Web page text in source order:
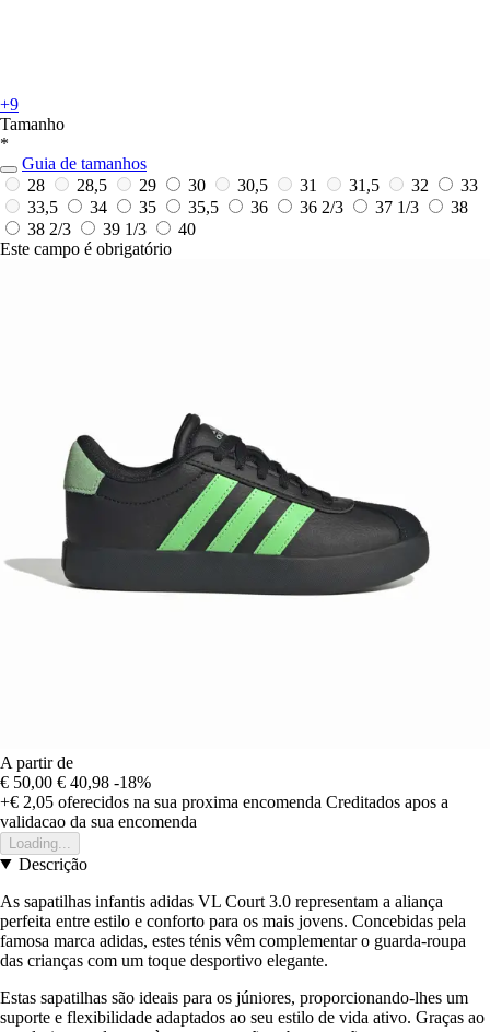
+9
Tamanho
*
Guia de tamanhos
28
28,5 29 30 30,5 31 31,5 32
33
33,5
34 35 35,5 36 36 2/3 37 1/3
38
38 2/3
39 1/3
40
Este campo é obrigatório
A partir de
€ 50,00 € 40,98 -18%
+€ 2,05 oferecidos na sua proxima encomenda Creditados apos a
validacao da sua encomenda
Loading...
Descrição
As sapatilhas infantis adidas VL Court 3.0 representam a aliança
perfeita entre estilo e conforto para os mais jovens. Concebidas pela
famosa marca adidas, estes ténis vêm complementar o guarda-roupa
das crianças com um toque desportivo elegante.
Estas sapatilhas são ideais para os júniores, proporcionando-lhes um
suporte e flexibilidade adaptados ao seu estilo de vida ativo. Graças ao